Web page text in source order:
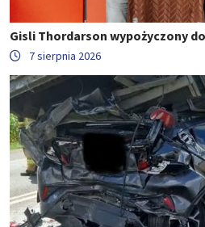
Gisli Thordarson wypożyczony
7 sierpnia 2026